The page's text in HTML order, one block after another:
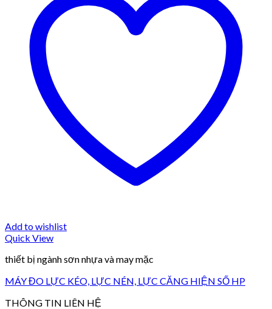
Add to wishlist
Quick View
thiết bị ngành sơn nhựa và may mặc
MÁY ĐO LỰC KÉO, LỰC NÉN, LỰC CĂNG HIỆN SỐ HP
THÔNG TIN LIÊN HỆ